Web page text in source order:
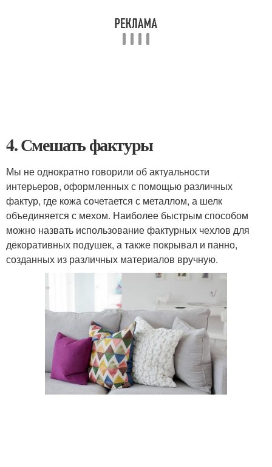
4. Смешать фактуры
Мы не однократно говорили об актуальности
интерьеров, оформленных с помощью различных
фактур, где кожа сочетается с металлом, а шелк
объединяется с мехом. Наиболее быстрым способом
можно назвать использование фактурных чехлов для
декоративных подушек, а также покрывал и панно,
созданных из различных материалов вручную.